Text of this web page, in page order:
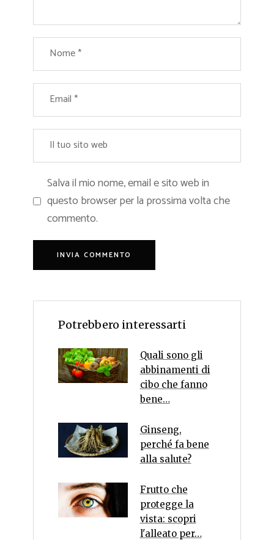
Salva il mio nome, email e sito web in
questo browser per la prossima volta che
commento.
Potrebbero interessarti
Quali sono gli
abbinamenti di
cibo che fanno
bene…
Ginseng,
perché fa bene
alla salute?
Frutto che
protegge la
vista: scopri
l'alleato per…